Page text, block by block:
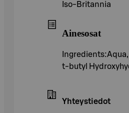
Iso-Britannia
Ainesosat
t-butyl
Yhteystiedot